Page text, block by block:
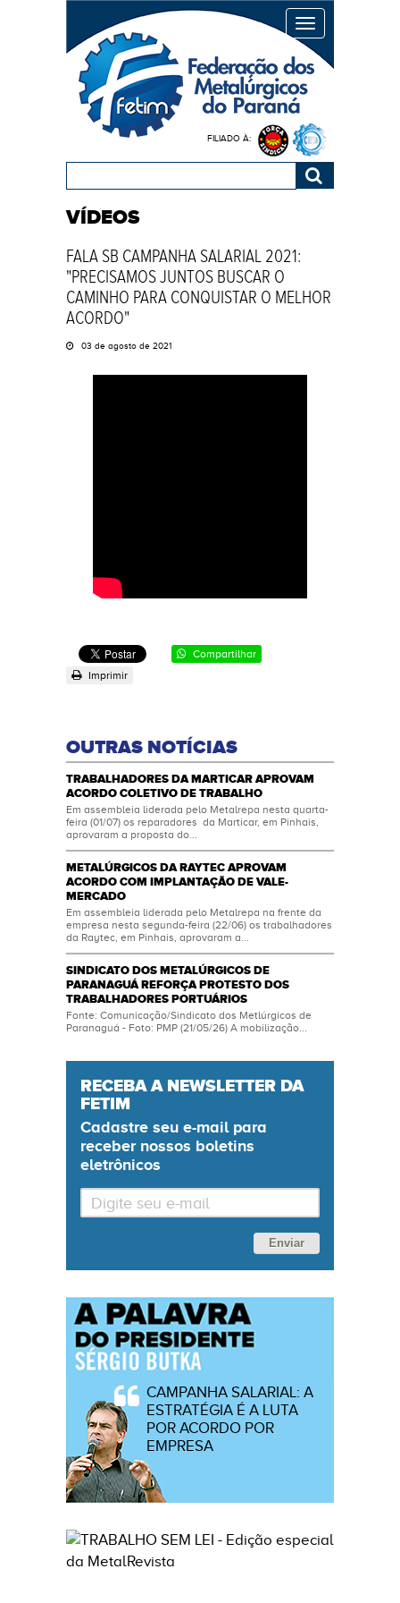
MENU
FILIADO À:
VÍDEOS
FALA SB CAMPANHA SALARIAL 2021:
"PRECISAMOS JUNTOS BUSCAR O
CAMINHO PARA CONQUISTAR O MELHOR
ACORDO"
03 de agosto de 2021
Compartilhar
Imprimir
OUTRAS NOTÍCIAS
TRABALHADORES DA MARTICAR APROVAM
ACORDO COLETIVO DE TRABALHO
Em assembleia liderada pelo Metalrepa nesta quarta-
feira (01/07) os reparadores da Marticar, em Pinhais,
aprovaram a proposta do...
METALÚRGICOS DA RAYTEC APROVAM
ACORDO COM IMPLANTAÇÃO DE VALE-
MERCADO
Em assembleia liderada pelo Metalrepa na frente da
empresa nesta segunda-feira (22/06) os trabalhadores
da Raytec, em Pinhais, aprovaram a...
SINDICATO DOS METALÚRGICOS DE
PARANAGUÁ REFORÇA PROTESTO DOS
TRABALHADORES PORTUÁRIOS
Fonte: Comunicação/Sindicato dos Metlúrgicos de
Paranaguá - Foto: PMP (21/05/26) A mobilização...
RECEBA A NEWSLETTER DA
FETIM
Cadastre seu e-mailpara
receber nossos boletins
eletrônicos
Enviar
CAMPANHA SALARIAL: A
ESTRATÉGIA É A LUTA
POR ACORDO POR
EMPRESA